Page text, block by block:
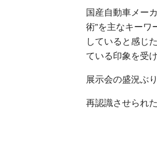
国産自動車メー
術”を主なキーワ
していると感じ
ている印象を受
展示会の盛況ぶ
再認識させられ